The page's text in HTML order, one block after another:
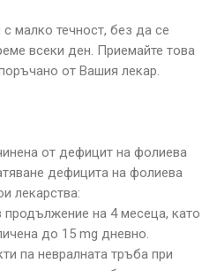
малко течност, без да се
всеки ден. Приемайте това
от Вашия лекар.
от дефицит на фолиева
дефицита на фолиева
лекарства:
продължение на 4 месеца, като
до 15 mg дневно.
па невралната тръба при